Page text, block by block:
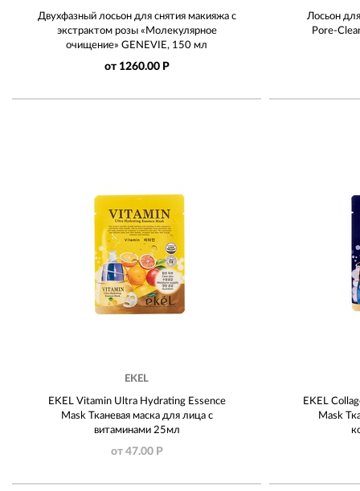
Двухфазный лосьон для снятия макияжа с
экстрактом розы «Молекулярное
очищение» GENEVIE, 150 мл
от 1260.00 Р
Лосьон
Pore-
EKEL
EKEL Vitamin Ultra Hydrating Essence
Mask Тканевая маска для лица с
витаминами 25мл
от 47.00 Р
EKEL
Mask